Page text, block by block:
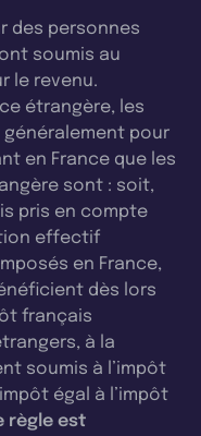
des personnes
soumis au
le revenu.
étrangère, les
pour
en France que les
sont : soit,
pris en compte
effectif
en France,
dès lors
français
à la
soumis à l’impôt
égal à l’impôt
règle est